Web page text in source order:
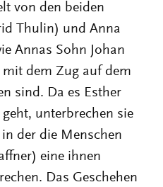
von den beiden
Thulin) und Anna
Annas Sohn Johan
dem Zug auf dem
sind. Da es Esther
unterbrechen sie
der die Menschen
eine ihnen
Das Geschehen